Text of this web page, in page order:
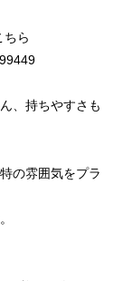
ちら
、持ちやすさも
の雰囲気をプラ